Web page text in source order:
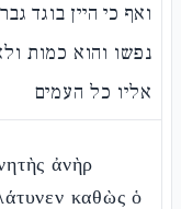
ואף כי היין בוגד
נפשו והוא כמות
אליו כל העמים
ἀνὴρ
καθὼς ὁ